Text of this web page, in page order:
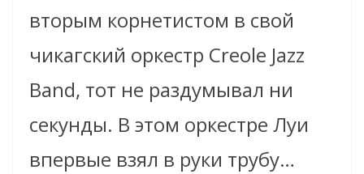
вторым корнетистом в свой
чикагский оркестр Creole Jazz
Band, тот не раздумывал ни
секунды. В этом оркестре Луи
впервые взял в руки трубу…